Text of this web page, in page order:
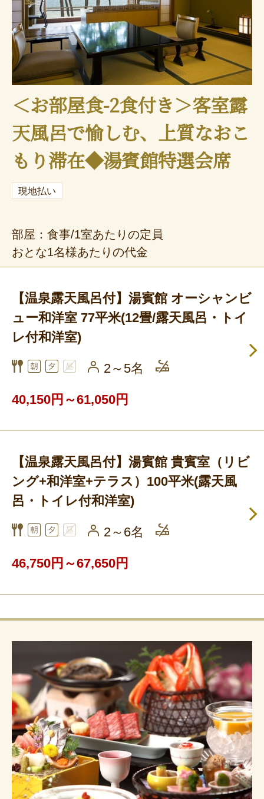
＜お部屋食-2食付き＞客室露
天風呂で愉しむ、上質なおこ
もり滞在◆湯賓館特選会席
現地払い
部屋：食事/1室あたりの定員
おとな1名様あたりの代金
【温泉露天風呂付】湯賓館 オーシャンビ
ュー和洋室 77平米(12畳/露天風呂・トイ
レ付和洋室)
2～5名
40,150円～61,050円
【温泉露天風呂付】湯賓館 貴賓室（リビ
ング+和洋室+テラス）100平米(露天風
呂・トイレ付和洋室)
2～6名
46,750円～67,650円